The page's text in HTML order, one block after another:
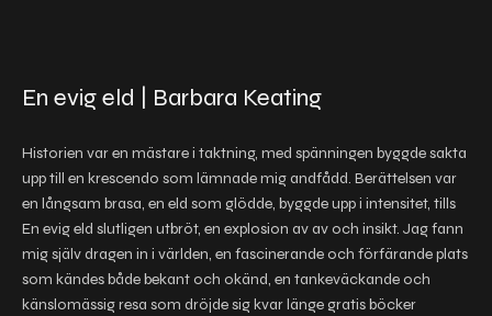
En evig eld | Barbara Keating
Historien var en mästare i taktning, med spänningen byggde sakta
upp till en krescendo som lämnade mig andfådd. Berättelsen var
en långsam brasa, en eld som glödde, byggde upp i intensitet, tills
En evig eld slutligen utbröt, en explosion av av och insikt. Jag fann
mig själv dragen in i världen, en fascinerande och förfärande plats
som kändes både bekant och okänd, en tankeväckande och
känslomässig resa som dröjde sig kvar länge gratis böcker